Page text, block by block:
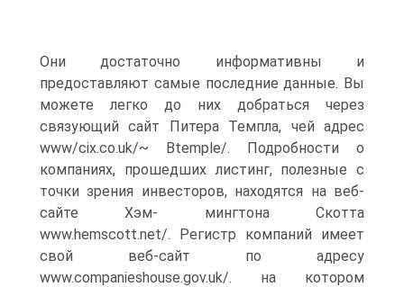
Они достаточно информативны и
предоставляют самые последние данные. Вы
можете легко до них добраться через
связующий сайт Питера Темпла, чей адрес
www/cix.co.uk/~ Btemple/. Подробности о
компаниях, прошедших листинг, полезные с
точки зрения инвесторов, находятся на веб-
сайте Хэм- мингтона Скотта
www.hemscott.net/. Регистр компаний имеет
свой веб-сайт по адресу
www.companieshouse.gov.uk/. на котором